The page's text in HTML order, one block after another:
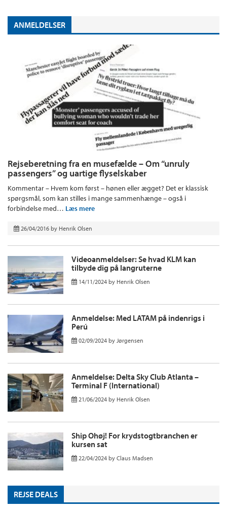
ANMELDELSER
Rejseberetning fra en musefælde – Om “unruly
passengers” og uartige flyselskaber
Kommentar – Hvem kom først – hønen eller ægget? Det er klassisk
spørgsmål, som kan stilles i mange sammenhænge – også i
forbindelse med… Læs mere
26/04/2016 by Henrik Olsen
Videoanmeldelser: Se hvad KLM kan
tilbyde dig på langruterne
14/11/2024 by Henrik Olsen
Anmeldelse: Med LATAM på indenrigs i
Perú
02/09/2024 by Jørgensen
Anmeldelse: Delta Sky Club Atlanta –
Terminal F (International)
21/06/2024 by Henrik Olsen
Ship Ohøj! For krydstogtbranchen er
kursen sat
22/04/2024 by Claus Madsen
REJSE DEALS